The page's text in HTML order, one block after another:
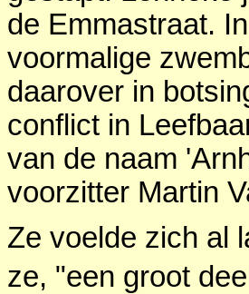
de Emmastraat.
voormalige
daarover in
conflict in
van de naam
voorzitter Martin
Ze voelde zich al
ze, "een groot